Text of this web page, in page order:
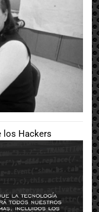
los Hackers